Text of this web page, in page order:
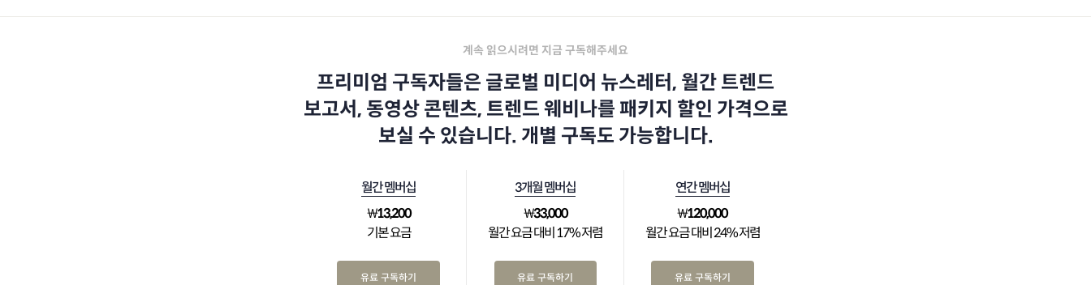
계속 읽으시려면 지금 구독해주세요
프리미엄 구독자들은 글로벌 미디어 뉴스레터, 월간 트렌드
보고서, 동영상 콘텐츠, 트렌드 웨비나를 패키지 할인 가격으로
보실 수 있습니다. 개별 구독도 가능합니다.
월간 멤버십
₩13,200
기본 요금
유료 구독하기
3개월 멤버십
₩33,000
월간 요금 대비 17% 저렴
유료 구독하기
연간 멤버십
₩120,000
월간 요금 대비 24% 저렴
유료 구독하기